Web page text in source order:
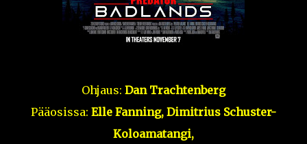
Ohjaus: Dan Trachtenberg
Pääosissa: Elle Fanning, Dimitrius Schuster-
Koloamatangi,